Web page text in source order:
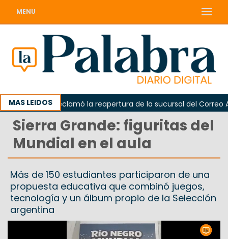
MENU
MAS LEIDOS
Odarda reclamó la reapertura de la sucursal del Correo
Sierra Grande: figuritas del
Mundial en el aula
Más de 150 estudiantes participaron de una
propuesta educativa que combinó juegos,
tecnología y un álbum propio de la Selección
argentina